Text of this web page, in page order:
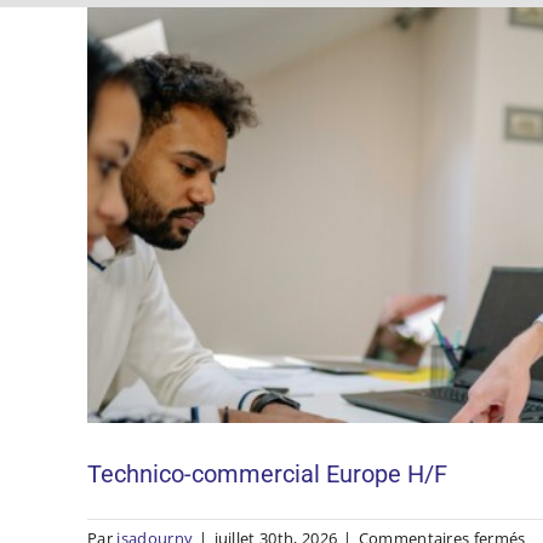
Technico-commercial Europe H/F
Par jsadourny | juillet 30th, 2026 | Commentaires ferméssur
Commercial